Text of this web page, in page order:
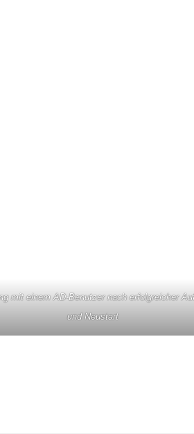
mit einem AD-Benutzer nach erfolgreicher
und Neustart